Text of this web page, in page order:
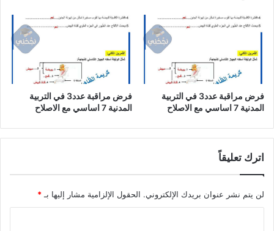
فرض مراقبة عدد3 في التربية
المدنية 7 اساسي مع الاصلاح
فرض مراقبة عدد3 في التربية
المدنية 7 اساسي مع الاصلاح
اترك تعليقاً
لن يتم نشر عنوان بريدك الإلكتروني. الحقول الإلزامية مشار إليها بـ *